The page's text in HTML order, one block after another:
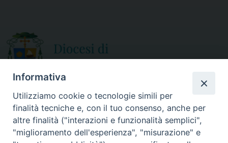
CURIA DIOCESANA
Via Episcopio, 15
ORARIO APERTURA
Mercoledì e Sabato
Informativa
Utilizziamo cookie o tecnologie simili per
finalità tecniche e, con il tuo consenso, anche per
altre finalità ("interazioni e funzionalità semplici",
"miglioramento dell'esperienza", "misurazione" e